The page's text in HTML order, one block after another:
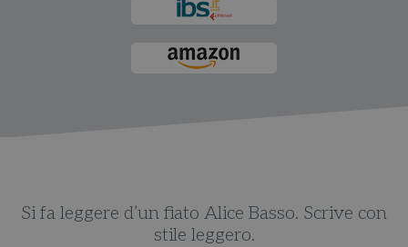
Si fa leggere d’un fiato Alice Basso. Scrive con
stile leggero.